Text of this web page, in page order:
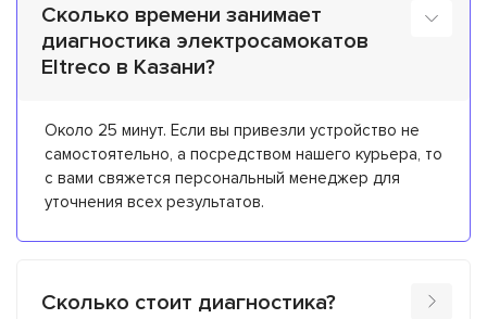
Сколько времени занимает
диагностика электросамокатов
Eltreco в Казани?
Около 25 минут. Если вы привезли устройство не
самостоятельно, а посредством нашего курьера, то
с вами свяжется персональный менеджер для
уточнения всех результатов.
Сколько стоит диагностика?